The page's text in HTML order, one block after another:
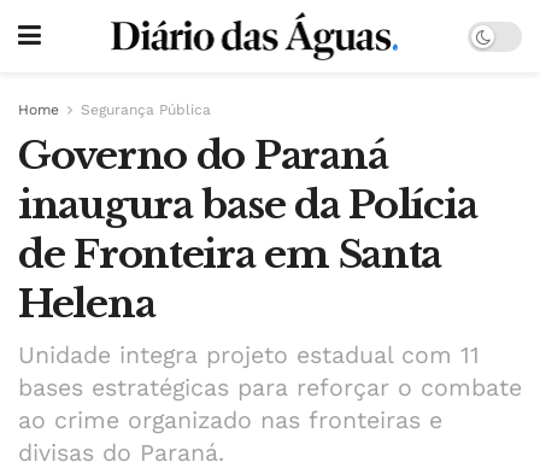
Home Segurança Pública
Governo do Paraná
inaugura base da Polícia
de Fronteira em Santa
Helena
Unidade integra projeto estadual com 11
bases estratégicas para reforçar o combate
ao crime organizado nas fronteiras e
divisas do Paraná.